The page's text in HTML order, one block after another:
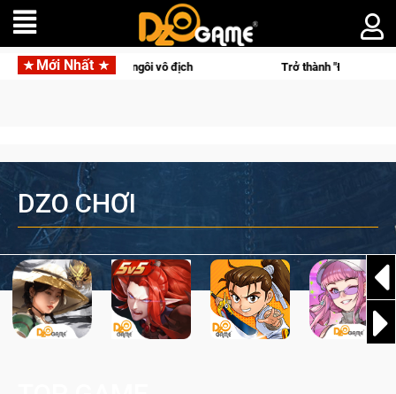
Mới Nhất
Falcons lên ngôi vô địch Trở thành "Đại ca Mèo" khuấy
DZO CHƠI